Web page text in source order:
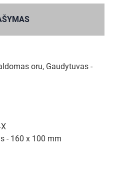
oru, Gaudytuvas -
- 160 x 100 mm